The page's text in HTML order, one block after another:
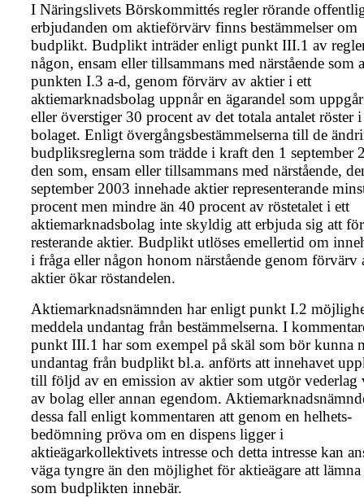
I Näringslivets Börskommittés regler rörande
erbjudanden om aktie­förvärv finns bestämmelser om
budplikt. Budplikt inträder enligt punkt III.1 av
någon, ensam eller tillsam­mans med närstående som
punkten I.3 a-d, genom förvärv av aktier i ett
aktiemarknadsbolag uppnår en ägarandel som
eller överstiger 30 procent av det totala antalet röster i
bolaget. Enligt övergångsbestämmelserna till de
budpliksreglerna som trädde i kraft den 1 september
den som, ensam eller tillsammans med närstående,
september 2003 innehade aktier representerande
procent men mindre än 40 procent av röstetalet i ett
aktiemarknadsbolag inte skyldig att erbjuda sig att
resterande aktier. Budplikt utlöses emellertid om
i fråga eller någon honom närstående genom förvärv
aktier ökar röstandelen.
Aktiemarknadsnämnden har enligt punkt I.2
meddela undantag från bestämmelserna. I
punkt III.1 har som exempel på skäl som bör kunna
undantag från budplikt bl.a. anförts att innehavet
till följd av en emission av aktier som utgör
av bolag eller annan egendom.
dessa fall enligt kommentaren att genom en helhets­
bedömning pröva om en dispens ligger i
aktieägarkollektivets intresse och detta intresse kan
väga tyngre än den möjlighet för aktieägare att
som budplikten innebär.